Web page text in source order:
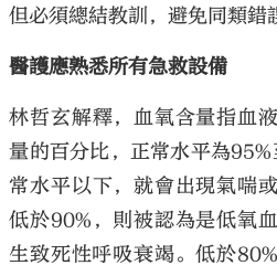
但必須總結教訓，避免同類錯
醫護應熟悉所有急救設備
林哲玄解釋，血氧含量指血
量的百分比，正常水平為
常水平以下，就會出現氣喘
低於90%，則被認為是低氧
生致死性呼吸衰竭。低於